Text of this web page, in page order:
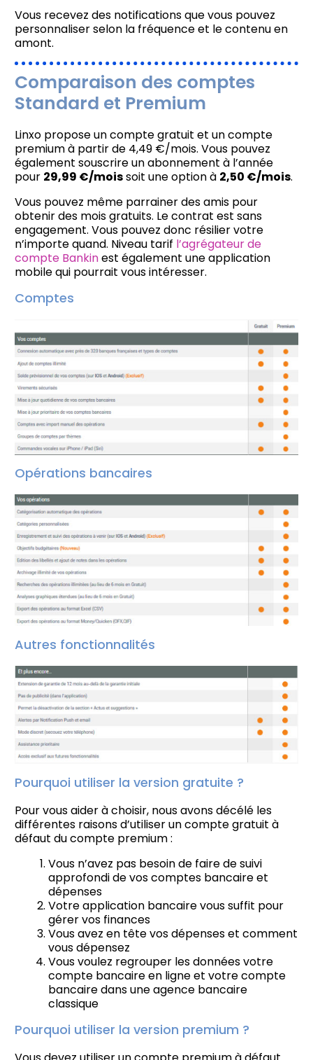
Vous recevez des notifications que vous pouvez
personnaliser selon la fréquence et le contenu en
amont.
Comparaison des comptes
Standard et Premium
Linxo propose un compte gratuit et un compte
premium à partir de 4,49 €/mois. Vous pouvez
également souscrire un abonnement à l’année
pour 29,99 €/moissoit une option à 2,50 €/mois.
Vous pouvez même parrainer des amis pour
obtenir des mois gratuits. Le contrat est sans
engagement. Vous pouvez donc résilier votre
n’importe quand. Niveau tarif l’agrégateur de
compte Bankinest également une application
mobile qui pourrait vous intéresser.
Comptes
Opérations bancaires
Autres fonctionnalités
Pourquoi utiliser la version gratuite ?
Pour vous aider à choisir, nous avons décélé les
différentes raisons d’utiliser un compte gratuit à
défaut du compte premium :
Vous n’avez pas besoin de faire de suivi
approfondi de vos comptes bancaire et
dépenses
Votre application bancaire vous suffit pour
gérer vos finances
Vous avez en tête vos dépenses et comment
vous dépensez
Vous voulez regrouper les données votre
compte bancaire en ligne et votre compte
bancaire dans une agence bancaire
classique
Pourquoi utiliser la version premium ?